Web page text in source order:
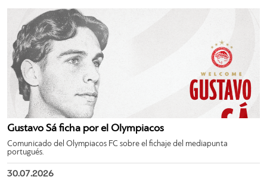
Gustavo Sá ficha por el Olympiacos
Comunicado del Olympiacos FC sobre el fichaje del mediapunta
portugués.
30.07.2026